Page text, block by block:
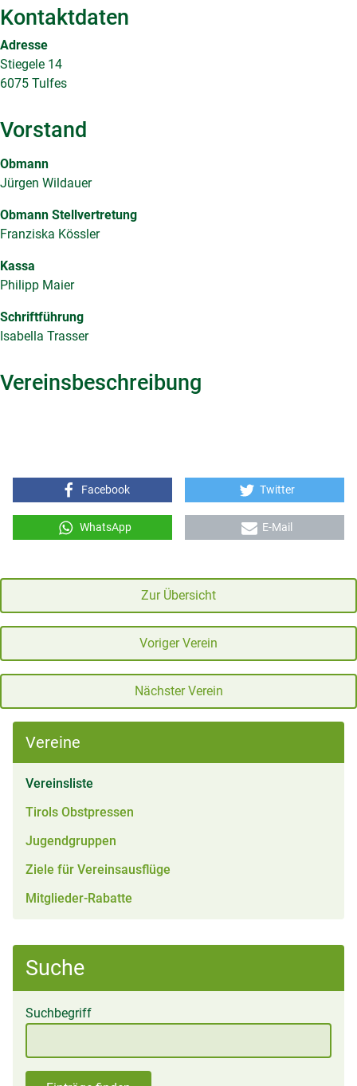
Vereine
Vereinsliste
Tirols Obstpressen
Jugendgruppen
Ziele für Vereinsausflüge
Mitglieder-Rabatte
Suche
Suchbegriff
Kontaktdaten
Adresse
Stiegele 14
6075 Tulfes
Vorstand
Obmann
Jürgen Wildauer
Obmann Stellvertretung
Franziska Kössler
Kassa
Philipp Maier
Schriftführung
Isabella Trasser
Vereinsbeschreibung
Facebook Twitter
WhatsApp E-Mail
Zur Übersicht
Voriger Verein
Nächster Verein